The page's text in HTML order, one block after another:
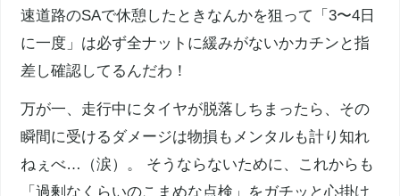
速道路のSAで休憩したときなんかを狙って「3〜4日
に一度」は必ず全ナットに緩みがないかカチンと指
差し確認してるんだわ！
万が一、走行中にタイヤが脱落しちまったら、その
瞬間に受けるダメージは物損もメンタルも計り知れ
ねぇべ…（涙）。 そうならないために、これからも
「過剰なくらいのこまめな点検」をガチッと心掛け